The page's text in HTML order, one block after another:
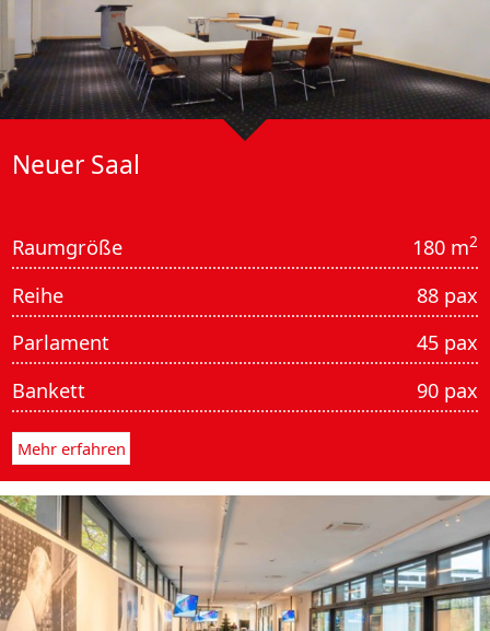
Neuer Saal
Raumgröße 180 m2
Reihe
88 pax
Parlament
45 pax
Bankett
90 pax
Mehr erfahren